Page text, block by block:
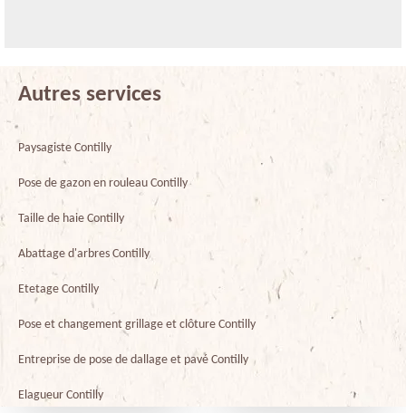
Autres services
Paysagiste Contilly
Pose de gazon en rouleau Contilly
Taille de haie Contilly
Abattage d'arbres Contilly
Etetage Contilly
Pose et changement grillage et clôture Contilly
Entreprise de pose de dallage et pavé Contilly
Elagueur Contilly